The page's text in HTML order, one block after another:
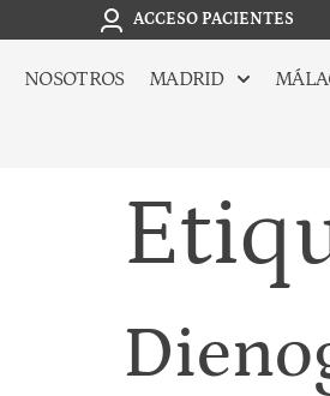
ACCESO PACIENTES
NOSOTROS MADRID